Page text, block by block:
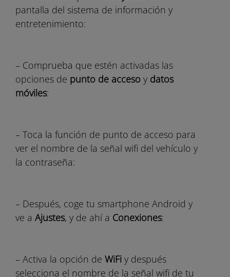
pantalla del sistema de información y
entretenimiento:
– Comprueba que estén activadas las
opciones de punto de acceso y datos
móviles:
– Toca la función de punto de acceso para
ver el nombre de la señal wifi del vehículo y
la contraseña:
– Después, coge tu smartphone Android y
ve a Ajustes, y de ahí a Conexiones:
– Activa la opción de WiFi y después
selecciona el nombre de la señal wifi de tu